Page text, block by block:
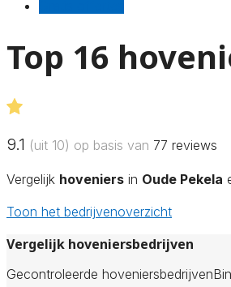
Top 16
9.1 (uit 10) op basis van 77 reviews
Vergelijk hoveniers in Oude Pekela
Toon het bedrijvenoverzicht
Vergelijk hoveniersbedrijven
Gecontroleerde hoveniersbedrijven